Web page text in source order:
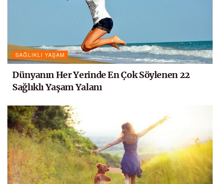
SAĞLIKLI YAŞAM
Dünyanın Her Yerinde En Çok Söylenen 22
Sağlıklı Yaşam Yalanı